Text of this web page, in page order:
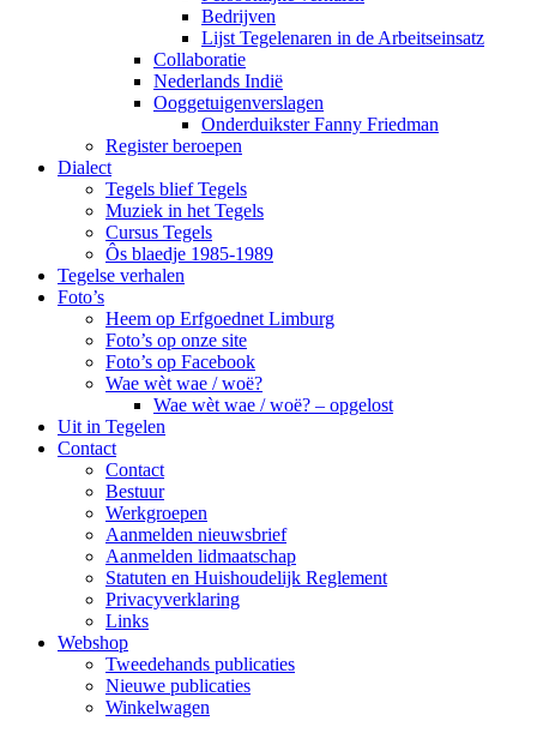
Bedrijven
Lijst Tegelenaren in de Arbeitseinsatz
Collaboratie
Nederlands Indië
Ooggetuigenverslagen
Onderduikster Fanny Friedman
Register beroepen
Dialect
Tegels blief Tegels
Muziek in het Tegels
Cursus Tegels
Ôs blaedje 1985-1989
Tegelse verhalen
Foto’s
Heem op Erfgoednet Limburg
Foto’s op onze site
Foto’s op Facebook
Wae wèt wae / woë?
Wae wèt wae / woë? – opgelost
Uit in Tegelen
Contact
Contact
Bestuur
Werkgroepen
Aanmelden nieuwsbrief
Aanmelden lidmaatschap
Statuten en Huishoudelijk Reglement
Privacyverklaring
Links
Webshop
Tweedehands publicaties
Nieuwe publicaties
Winkelwagen